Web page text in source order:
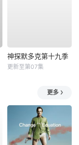
神探默多克第十九季
更新至第07集
更多